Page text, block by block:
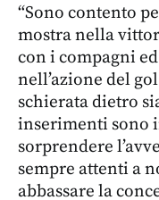
“Sono contento
mostra nella
con i compagni
nell’azione del
schierata dietro
inserimenti sono
sorprendere
sempre attenti a
abbassare la